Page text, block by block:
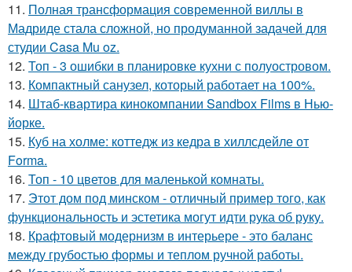
11. Полная трансформация современной виллы в
Мадриде стала сложной, но продуманной задачей для
студии Casa Mu oz.
12. Топ - 3 ошибки в планировке кухни с полуостровом.
13. Компактный санузел, который работает на 100%.
14. Штаб-квартира кинокомпании Sandbox Films в Нью-
йорке.
15. Куб на холме: коттедж из кедра в хиллсдейле от
Forma.
16. Топ - 10 цветов для маленькой комнаты.
17. Этот дом под минском - отличный пример того, как
функциональность и эстетика могут идти рука об руку.
18. Крафтовый модернизм в интерьере - это баланс
между грубостью формы и теплом ручной работы.